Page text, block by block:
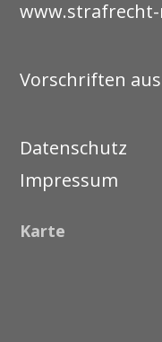
Vorschriften
Datenschutz
Impressum
Karte